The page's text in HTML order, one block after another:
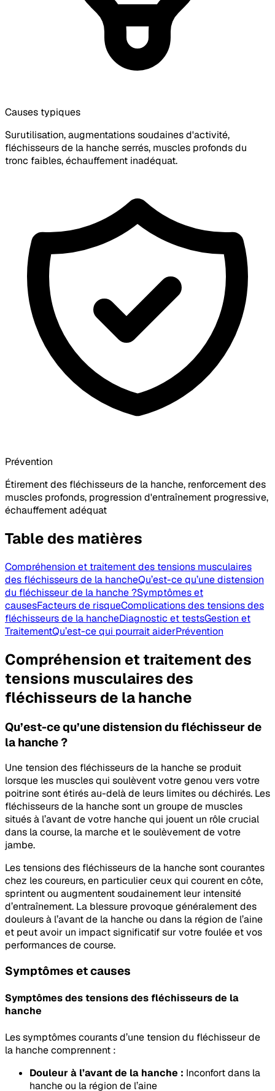
Causes typiques
Surutilisation, augmentations soudaines d'activité,
fléchisseurs de la hanche serrés, muscles profonds du
tronc faibles, échauffement inadéquat.
Prévention
Étirement des fléchisseurs de la hanche, renforcement des
muscles profonds, progression d'entraînement progressive,
échauffement adéquat
Table des matières
Compréhension et traitement des tensions musculaires
des fléchisseurs de la hancheQu’est-ce qu’une distension
du fléchisseur de la hanche ?Symptômes et
causesFacteurs de risqueComplications des tensions des
fléchisseurs de la hancheDiagnostic et testsGestion et
TraitementQu’est-ce qui pourrait aiderPrévention
Compréhension et traitement des
tensions musculaires des
fléchisseurs de la hanche
Qu’est-ce qu’unedistension du fléchisseur de
la hanche?
Une tension des fléchisseurs de la hanche se produit
lorsque les muscles qui soulèvent votre genou vers votre
poitrine sont étirés au-delà de leurs limites ou déchirés. Les
fléchisseurs de la hanche sont un groupe de muscles
situés à l’avant de votre hanche qui jouent un rôle crucial
dans la course, la marche et le soulèvement de votre
jambe.
Les tensions des fléchisseurs de la hanche sont courantes
chez les coureurs, en particulier ceux qui courent en côte,
sprintent ou augmentent soudainement leur intensité
d’entraînement. La blessure provoque généralement des
douleurs à l’avant de la hanche ou dans la région de l’aine
et peut avoir un impact significatif sur votre foulée et vos
performances de course.
Symptômes et causes
Symptômes des tensions des fléchisseurs de la
hanche
Les symptômes courants d’une tension du fléchisseur de
la hanche comprennent :
Douleur à l’avant de la hanche : Inconfort dans la
hanche ou la région de l’aine